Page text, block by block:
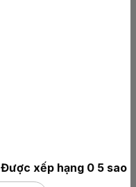
Được xếp hạng 0 5 sao